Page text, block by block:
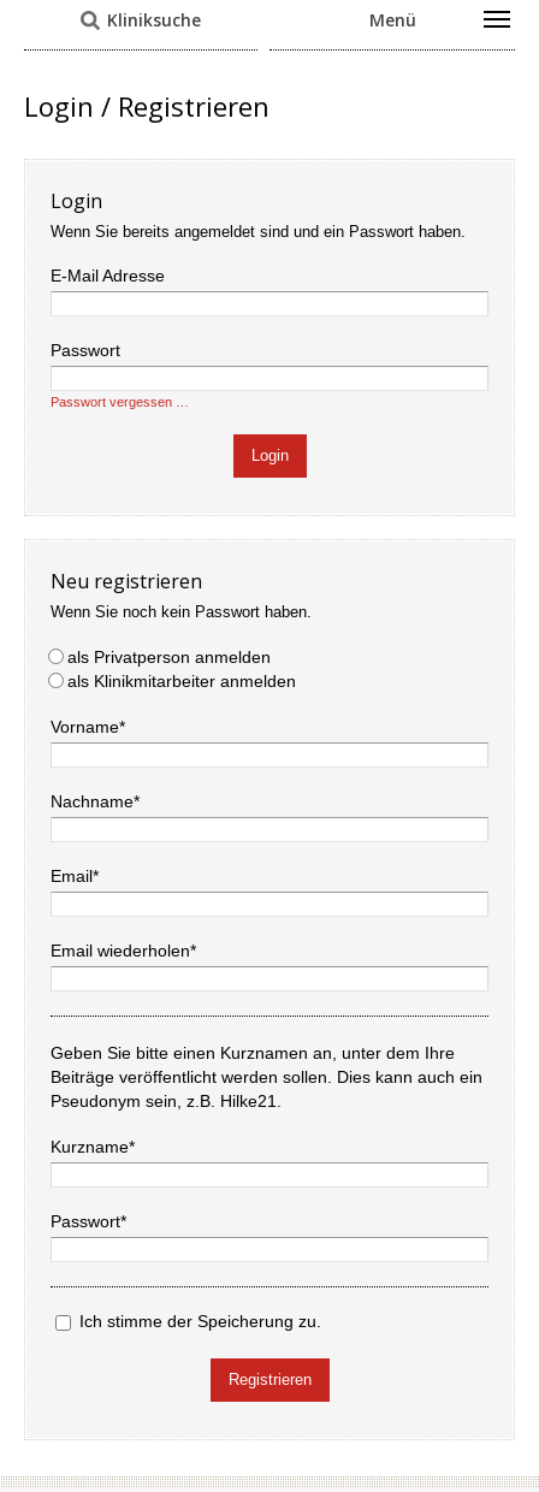
Kliniksuche Menü
Login / Registrieren
Login
Wenn Sie bereits angemeldet sind und ein Passwort haben.
E-Mail Adresse
Passwort
Passwort vergessen …
Neu registrieren
Wenn Sie noch kein Passwort haben.
als Privatperson anmelden
als Klinikmitarbeiter anmelden
Vorname*
Nachname*
Email*
Email wiederholen*
Geben Sie bitte einen Kurznamen an, unter dem Ihre
Beiträge veröffentlicht werden sollen. Dies kann auch ein
Pseudonym sein, z.B. Hilke21.
Kurzname*
Passwort*
Ich stimme der Speicherung zu.